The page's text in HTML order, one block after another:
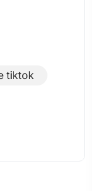
tiktok